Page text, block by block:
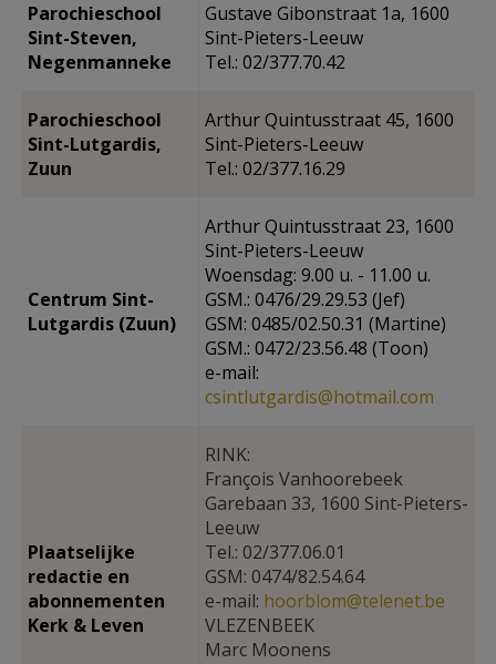
Parochieschool
Sint-Steven,
Negenmanneke
Gustave Gibonstraat 1a, 1600
Sint-Pieters-Leeuw
Tel.: 02/377.70.42
Parochieschool
Sint-Lutgardis,
Zuun
Arthur Quintusstraat 45, 1600
Sint-Pieters-Leeuw
Tel.: 02/377.16.29
Centrum Sint-
Lutgardis (Zuun)
Arthur Quintusstraat 23, 1600
Sint-Pieters-Leeuw
Woensdag: 9.00 u. - 11.00 u.
GSM.: 0476/29.29.53 (Jef)
GSM: 0485/02.50.31 (Martine)
GSM.: 0472/23.56.48 (Toon)
e-mail:
csintlutgardis@hotmail.com
Plaatselijke
redactie en
abonnementen
Kerk & Leven
RINK:
François Vanhoorebeek
Garebaan 33, 1600 Sint-Pieters-
Leeuw
Tel.: 02/377.06.01
GSM: 0474/82.54.64
e-mail: hoorblom@telenet.be
VLEZENBEEK
Marc Moonens